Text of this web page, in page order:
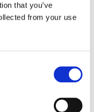
that you’ve
from your use